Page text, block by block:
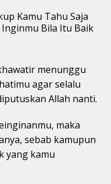
menunggu
agar selalu
Allah nanti.
maka
sebab kamupun
yang kamu